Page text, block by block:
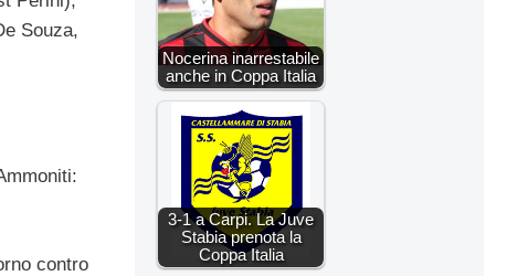
Souza,
contro
Nocerina inarrestabile
anche in Coppa Italia
3-1 a Carpi. La Juve
Stabia prenota la
Coppa Italia